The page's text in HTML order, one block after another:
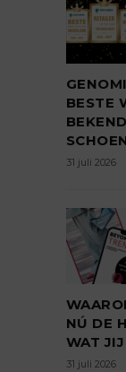
BESTE
31 juli 2026
NÚ DE
WAT
31 juli 2026